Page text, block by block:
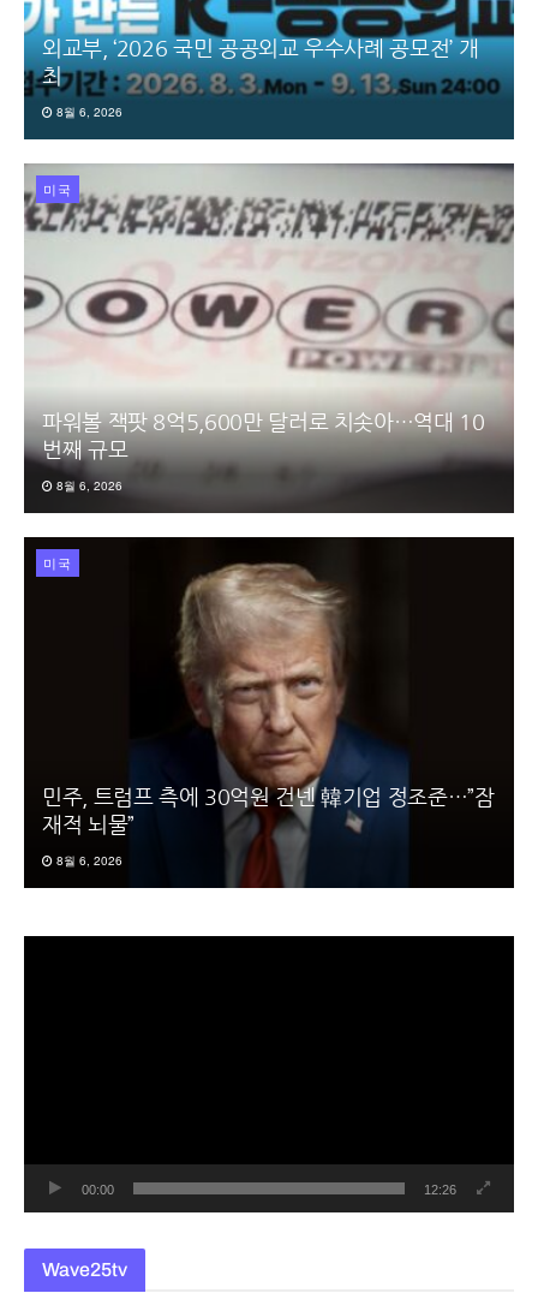
외교부, ‘2026 국민 공공외교 우수사례 공모전’ 개
최
8월 6, 2026
미국
파워볼 잭팟 8억5,600만 달러로 치솟아…역대 10
번째 규모
8월 6, 2026
미국
민주, 트럼프 측에 30억원 건넨 韓기업 정조준…”잠
재적 뇌물”
8월 6, 2026
00:00 12:26
Wave25tv